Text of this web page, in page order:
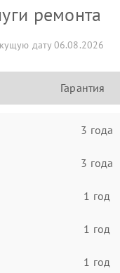
ремонта
дату 06.08.2026
Гарантия
3 года
3 года
1 год
1 год
1 год